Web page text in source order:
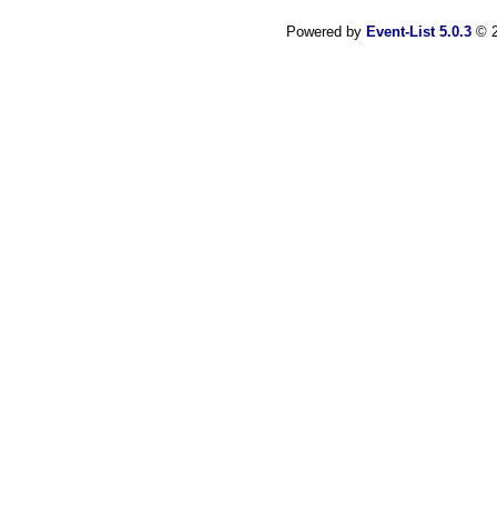
Powered by Event-List 5.0.3©